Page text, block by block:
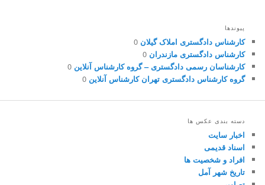
پیوندها
کارشناس دادگستری املاک گیلان 0
کارشناس دادگستری مازندران 0
کارشناسان رسمی دادگستری – گروه کارشناس آنلاین 0
گروه کارشناس دادگستری تهران کارشناس آنلاین 0
دسته بندی عکس ها
اخبار سایت
اسناد قدیمی
افراد و شخصیت ها
تاریخ شهر آمل